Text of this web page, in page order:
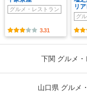
グルメ・レストラン
3.31
リ
グ
下関 グルメ
山口県 グルメ